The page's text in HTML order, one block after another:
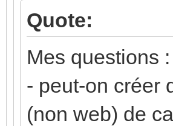
Quote:
Mes questions :
- peut-on créer
(non web) de